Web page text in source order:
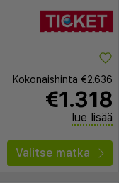
Kokonaishinta €2.636
€1.318
lue lisää
Valitse matka